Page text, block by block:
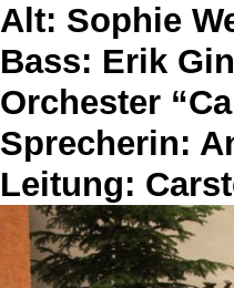
Alt: Sophie
Bass: Erik
Orchester
Sprecherin:
Leitung: